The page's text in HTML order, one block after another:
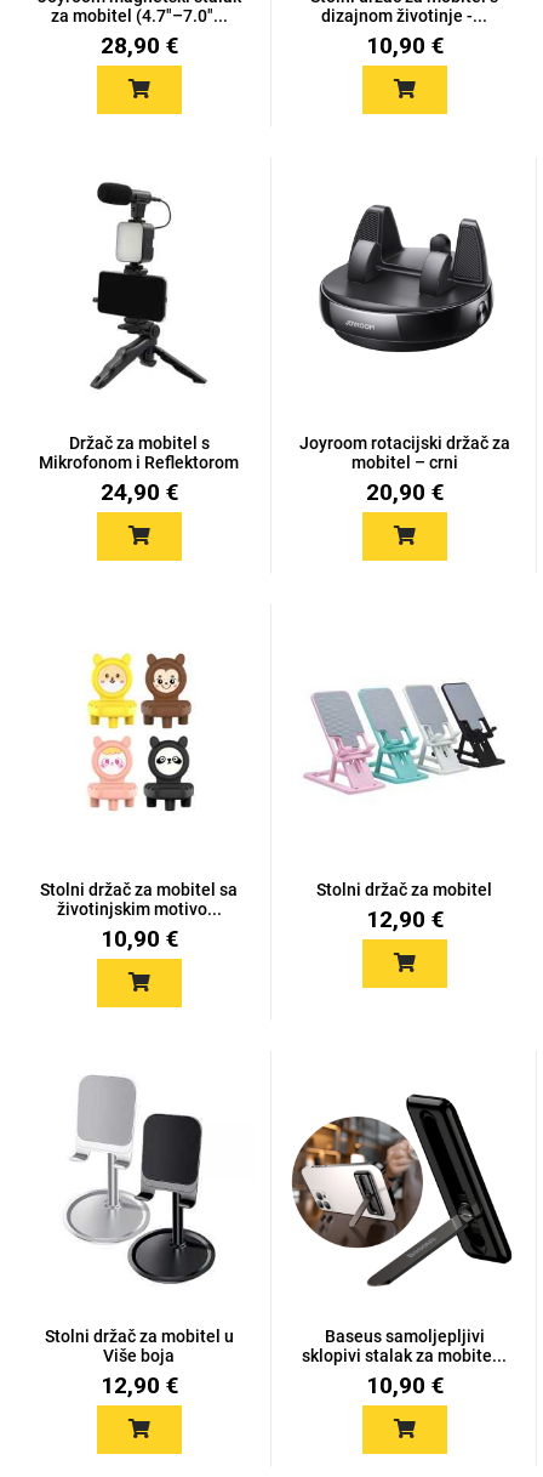
za mobitel (4.7"–7.0"...
28,90 €
dizajnom životinje -...
10,90 €
Držač za mobitel s
Mikrofonom i Reflektorom
+...
24,90 €
Joyroom rotacijski držač za
mobitel – crni
20,90 €
Stolni držač za mobitel sa
životinjskim motivo...
10,90 €
Stolni držač za mobitel
12,90 €
Stolni držač za mobitel u
Više boja
12,90 €
Baseus samoljepljivi
sklopivi stalak za mobite...
10,90 €
Zodiac Halloween
Doodles Apstraktni motivi
Monogrami
Svijet životinja Auto - Moto motivi
Mandale / Cvjetni
MarbleMania
Gaming motivi Crtani filmovi